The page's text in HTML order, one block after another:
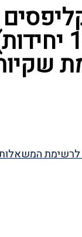
מפלסטיק ( 10
שקיות
לרשימת